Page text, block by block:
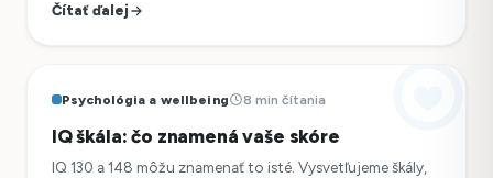
Čítať ďalej
Psychológia a wellbeing 8 min čítania
IQ škála: čo znamená vaše skóre
IQ 130 a 148 môžu znamenať to isté. Vysvetľujeme škály,